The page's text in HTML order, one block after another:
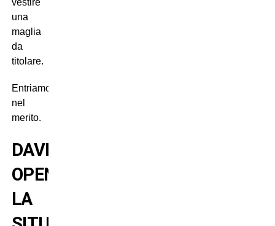
vestire
una
maglia
da
titolare.
Entriamo
nel
merito.
DAVID-
OPENDA:
LA